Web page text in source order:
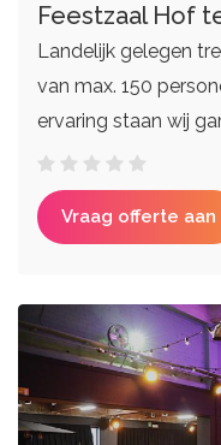
Feestzaal Hof
Landelijk gelegen
van max. 150
ervaring staan wij
Vraag offerte aan